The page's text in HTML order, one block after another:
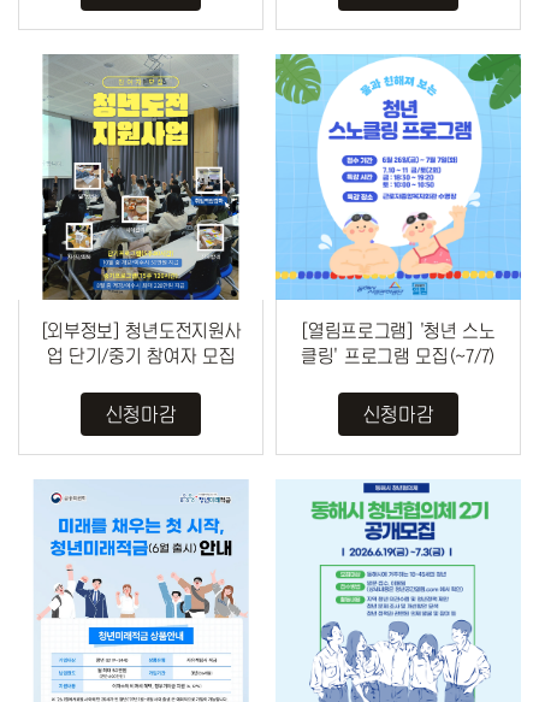
[외부정보] 청년도전지원사
업 단기/중기 참여자 모집
신청마감
[열림프로그램] '청년 스노
클링' 프로그램 모집(~7/7)
신청마감